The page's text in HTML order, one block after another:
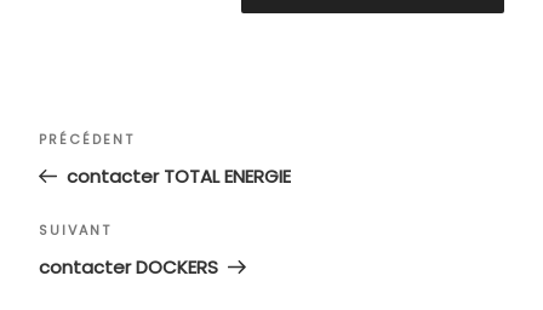
Navigation
l’article
Article
précédent
PRÉCÉDENT
contacter TOTAL ENERGIE
Article
suivant
SUIVANT
contacter DOCKERS